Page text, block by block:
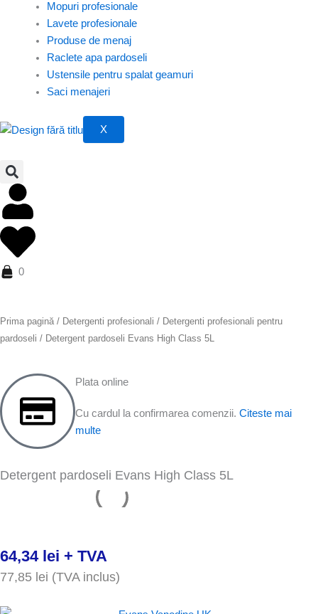
Mopuri profesionale
Lavete profesionale
Produse de menaj
Raclete apa pardoseli
Ustensile pentru spalat geamuri
Saci menajeri
X
0
Prima pagină / Detergenti profesionali / Detergenti profesionali pentru
pardoseli / Detergent pardoseli Evans High Class 5L
Plata online
Cu cardul la confirmarea comenzii. Citeste mai
multe
Detergent pardoseli Evans High Class 5L
64,34 lei + TVA
77,85 lei (TVA inclus)